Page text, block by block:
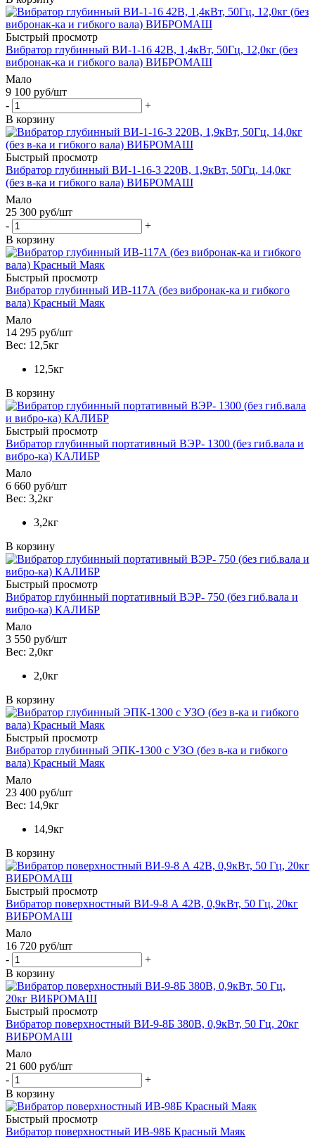
Быстрый просмотр
Вибратор глубинный ВИ-1-16 42В, 1,4кВт, 50Гц, 12,0кг (без
вибронак-ка и гибкого вала) ВИБРОМАШ
Мало
9 100 руб/шт
-
+
В корзину
Быстрый просмотр
Вибратор глубинный ВИ-1-16-3 220В, 1,9кВт, 50Гц, 14,0кг
(без в-ка и гибкого вала) ВИБРОМАШ
Мало
25 300 руб/шт
-
+
В корзину
Быстрый просмотр
Вибратор глубинный ИВ-117А (без вибронак-ка и гибкого
вала) Красный Маяк
Мало
14 295 руб/шт
Вес: 12,5кг
12,5кг
В корзину
Быстрый просмотр
Вибратор глубинный портативный ВЭР- 1300 (без гиб.вала и
вибро-ка) КАЛИБР
Мало
6 660 руб/шт
Вес: 3,2кг
3,2кг
В корзину
Быстрый просмотр
Вибратор глубинный портативный ВЭР- 750 (без гиб.вала и
вибро-ка) КАЛИБР
Мало
3 550 руб/шт
Вес: 2,0кг
2,0кг
В корзину
Быстрый просмотр
Вибратор глубинный ЭПК-1300 с УЗО (без в-ка и гибкого
вала) Красный Маяк
Мало
23 400 руб/шт
Вес: 14,9кг
14,9кг
В корзину
Быстрый просмотр
Вибратор поверхностный ВИ-9-8 А 42В, 0,9кВт, 50 Гц, 20кг
ВИБРОМАШ
Мало
16 720 руб/шт
-
+
В корзину
Быстрый просмотр
Вибратор поверхностный ВИ-9-8Б 380В, 0,9кВт, 50 Гц, 20кг
ВИБРОМАШ
Мало
21 600 руб/шт
-
+
В корзину
Быстрый просмотр
Вибратор поверхностный ИВ-98Б Красный Маяк